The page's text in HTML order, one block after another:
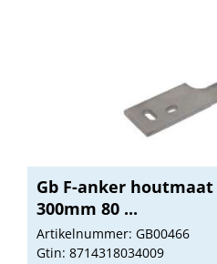
Gb F-anker houtmaat
300mm 80 ...
Artikelnummer: GB00466
Gtin: 8714318034009